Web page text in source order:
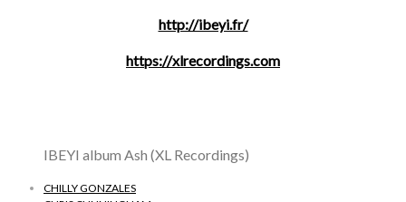
http://ibeyi.fr/​
https://xlrecordings.com
IBEYI album Ash (XL Recordings)
CHILLY GONZALES